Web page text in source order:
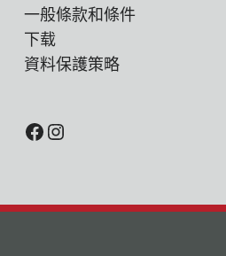
一般條款和條件
下载
資料保護策略
Facebook
Instagram